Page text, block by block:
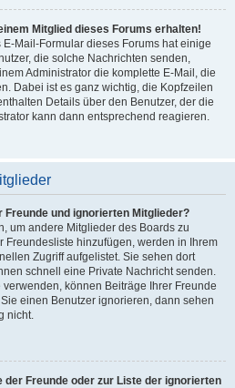
Mitglied dieses Forums erhalten!
Mail-Formular dieses Forums hat einige
die solche Nachrichten senden,
Administrator die komplette E-Mail, die
Dabei ist es ganz wichtig, die Kopfzeilen
Details über den Benutzer, der die
kann dann entsprechend reagieren.
Freunde und ignorierten Mitglieder?
um andere Mitglieder des Boards zu
Freundesliste hinzufügen, werden in Ihrem
Zugriff aufgelistet. Sie sehen dort
schnell eine Private Nachricht senden.
können Beiträge Ihrer Freunde
einen Benutzer ignorieren, dann sehen
nicht.
der Freunde oder zur Liste der ignorierten